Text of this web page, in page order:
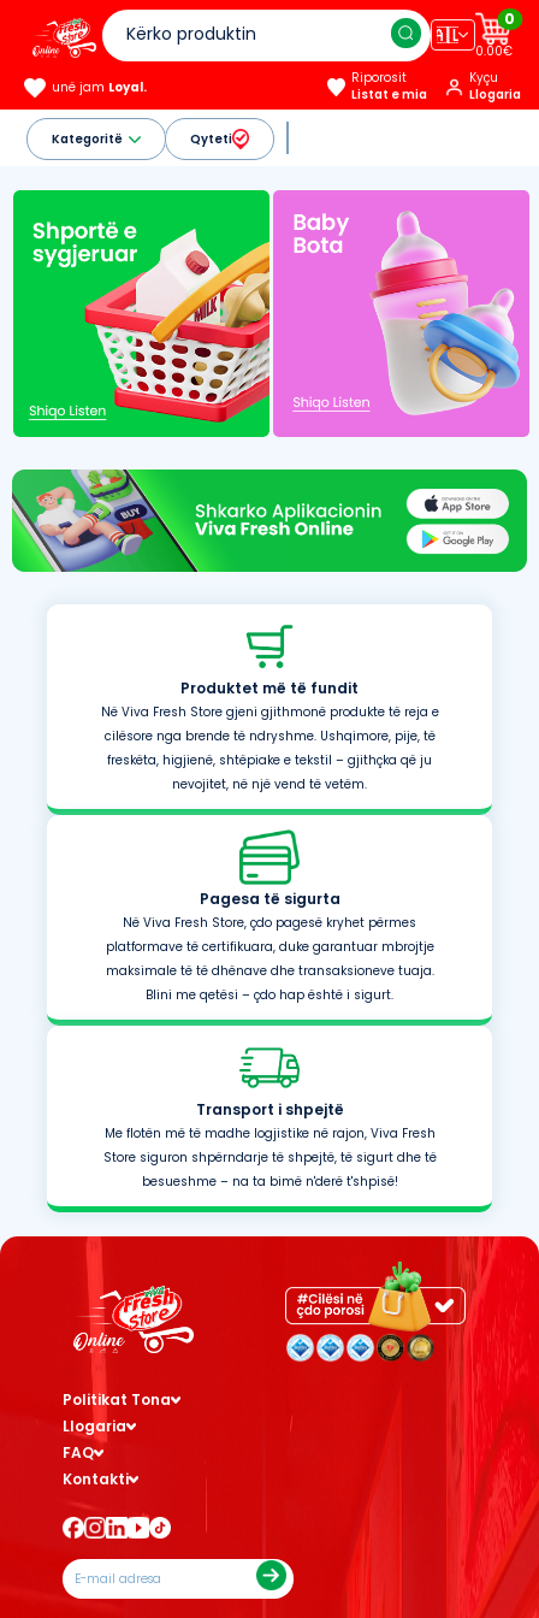
🇦🇱
0
0.00€
unë jam Loyal.
Riporosit
Listat e mia
Kyçu
Llogaria
Kategoritë Qyteti
Produktet më të fundit
Në Viva Fresh Store gjeni gjithmonë produkte të reja e
cilësore nga brende të ndryshme. Ushqimore, pije, të
freskëta, higjienë, shtëpiake e tekstil – gjithçka që ju
nevojitet, në një vend të vetëm.
Pagesa të sigurta
Në Viva Fresh Store, çdo pagesë kryhet përmes
platformave të certifikuara, duke garantuar mbrojtje
maksimale të të dhënave dhe transaksioneve tuaja.
Blini me qetësi – çdo hap është i sigurt.
Transport i shpejtë
Me flotën më të madhe logjistike në rajon, Viva Fresh
Store siguron shpërndarje të shpejtë, të sigurt dhe të
besueshme – na ta bimë n'derë t'shpisë!
Politikat Tona
Llogaria
FAQ
Kontakti